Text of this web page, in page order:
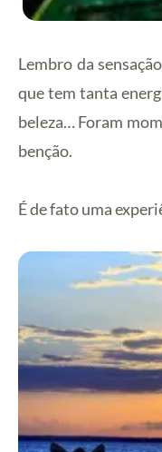
Lembro da
que tem tanta
beleza… Foram
benção.
É de fato uma